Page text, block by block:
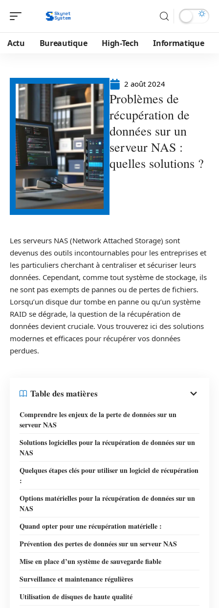
Actu Bureautique High-Tech Informatique
2 août 2024
Problèmes de
récupération de
données sur un
serveur NAS :
quelles solutions ?
Les serveurs NAS (Network Attached Storage) sont
devenus des outils incontournables pour les entreprises et
les particuliers cherchant à centraliser et sécuriser leurs
données. Cependant, comme tout système de stockage, ils
ne sont pas exempts de pannes ou de pertes de fichiers.
Lorsqu’un disque dur tombe en panne ou qu’un système
RAID se dégrade, la question de la récupération de
données devient cruciale. Vous trouverez ici des solutions
modernes et efficaces pour récupérer vos données
perdues.
Table des matières
Comprendre les enjeux de la perte de données sur un
serveur NAS
Solutions logicielles pour la récupération de données sur un
NAS
Quelques étapes clés pour utiliser un logiciel de récupération
:
Options matérielles pour la récupération de données sur un
NAS
Quand opter pour une récupération matérielle :
Prévention des pertes de données sur un serveur NAS
Mise en place d’un système de sauvegarde fiable
Surveillance et maintenance régulières
Utilisation de disques de haute qualité